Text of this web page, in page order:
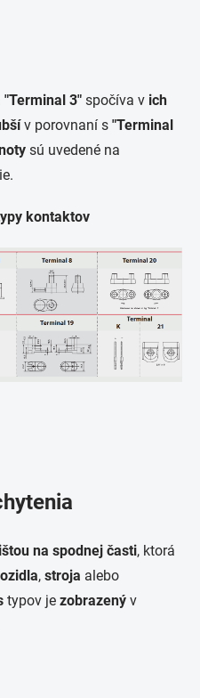
"Terminal 3" spočíva v ich
v porovnaní s "Terminal
sú uvedené na
kontaktov
na spodnej časti, ktorá
, stroja alebo
typov je zobrazený v